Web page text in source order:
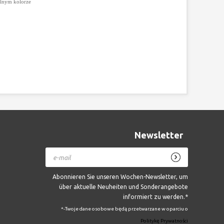
kolorze
Newsletter
Abonnieren Sie unseren Wochen-Newsletter, um
über aktuelle Neuheiten und Sonderangebote
informiert zu werden.*
*-Twoje dane osobowe będą przetwarzane w oparciu o
Politykę Prywatności